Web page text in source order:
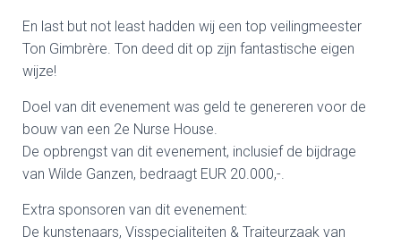
En last but not least hadden wij een top veilingmeester
Ton Gimbrère. Ton deed dit op zijn fantastische eigen
wijze!
Doel van dit evenement was geld te genereren voor de
bouw van een 2e Nurse House.
De opbrengst van dit evenement, inclusief de bijdrage
van Wilde Ganzen, bedraagt EUR 20.000,-.
Extra sponsoren van dit evenement:
De kunstenaars, Visspecialiteiten & Traiteurzaak van